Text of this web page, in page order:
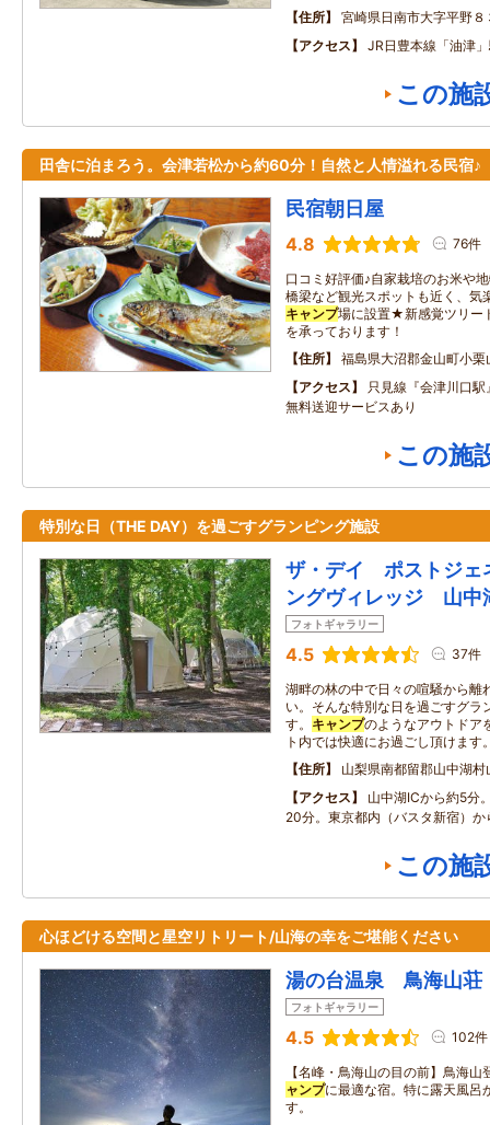
住所
宮崎県日南市大字平野８
アクセス
JR日豊本線「油津
この施
田舎に泊まろう。会津若松から約60分！自然と人情溢れる民宿♪
民宿朝日屋
4.8 76件
口コミ好評価♪自家栽培のお米や
橋梁など観光スポットも近く、
キャンプ場に設置★新感覚ツリー
を承っております！
住所
福島県大沼郡金山町小栗
アクセス
只見線『会津川口
無料送迎サービスあり
この施
特別な日（THE DAY）を過ごすグランピング施設
ザ・デイ ポストジ
ングヴィレッジ 山中
フォトギャラリー
4.5 37件
湖畔の林の中で日々の喧騒から離
い。そんな特別な日を過ごすグラ
す。 キャンプのようなアウトドア
ト内では快適にお過ごし頂けます
住所
山梨県南都留郡山中湖
アクセス
山中湖ICから約5分
20分。東京都内（バスタ新宿）か
この施
心ほどける空間と星空リトリート/山海の幸をご堪能ください
湯の台温泉 鳥海山荘
フォトギャラリー
4.5 102件
【名峰・鳥海山の目の前】鳥海
ャンプに最適な宿。特に露天風呂
す。